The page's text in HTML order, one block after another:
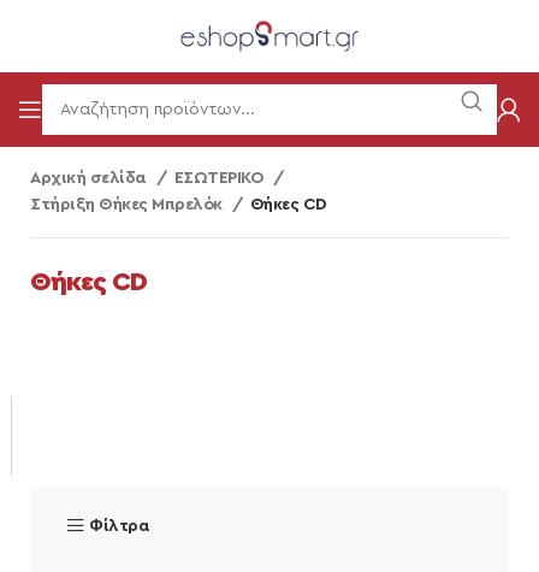
Αρχική σελίδα
ΕΣΩΤΕΡΙΚΟ
Στήριξη Θήκες Μπρελόκ
Θήκες CD
Θήκες CD
Φίλτρα